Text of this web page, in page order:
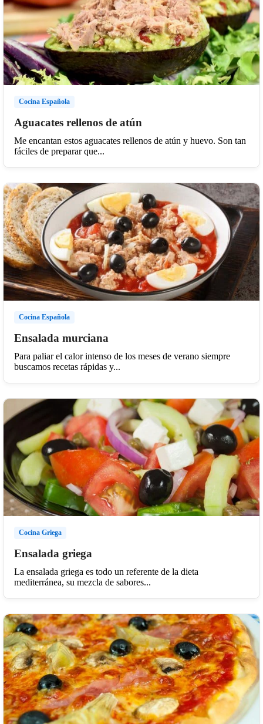
Cocina Española
Aguacates rellenos de atún
Me encantan estos aguacates rellenos de atún y huevo. Son tan
fáciles de preparar que...
Cocina Española
Ensalada murciana
Para paliar el calor intenso de los meses de verano siempre
buscamos recetas rápidas y...
Cocina Griega
Ensalada griega
La ensalada griega es todo un referente de la dieta
mediterránea, su mezcla de sabores...